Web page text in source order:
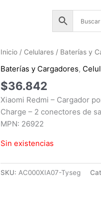
Inicio / Celulares / Baterías y
Baterías y Cargadores,
$36.842
Xiaomi Redmi – Cargador
Charge – 2 conectores de
MPN: 26922
Sin existencias
SKU:AC000XIA07-Tyseg